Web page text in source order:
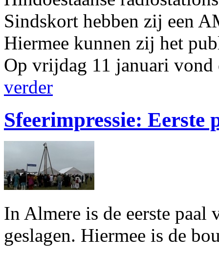
Sindskort hebben zij een
Hiermee kunnen zij het
Op vrijdag 11 januari
verder
Sfeerimpressie:
In Almere is de eerste
geslagen. Hiermee is de